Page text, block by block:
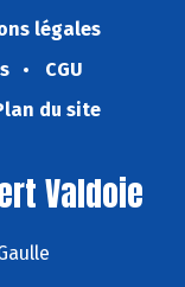
légales
CGU
du site
Valdoie